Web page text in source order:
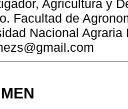
Agricultura y
Facultad de
Nacional Agraria